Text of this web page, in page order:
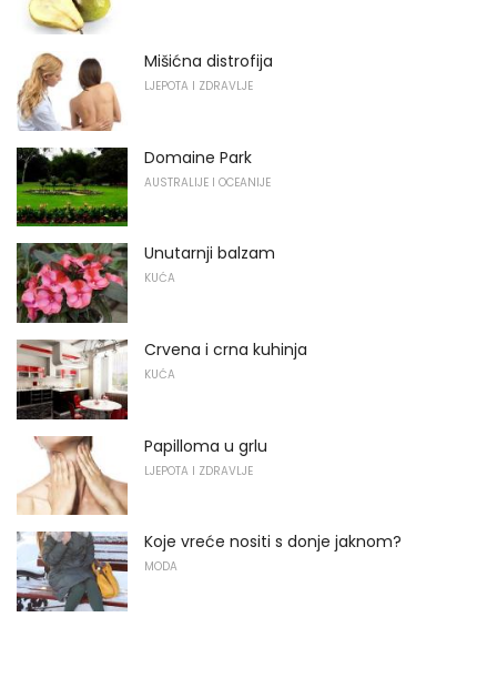
Mišićna distrofija
LJEPOTA I ZDRAVLJE
Domaine Park
AUSTRALIJE I OCEANIJE
Unutarnji balzam
KUĆA
Crvena i crna kuhinja
KUĆA
Papilloma u grlu
LJEPOTA I ZDRAVLJE
Koje vreće nositi s donje jaknom?
MODA